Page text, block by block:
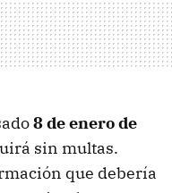
8 de enero de
sin multas.
que debería